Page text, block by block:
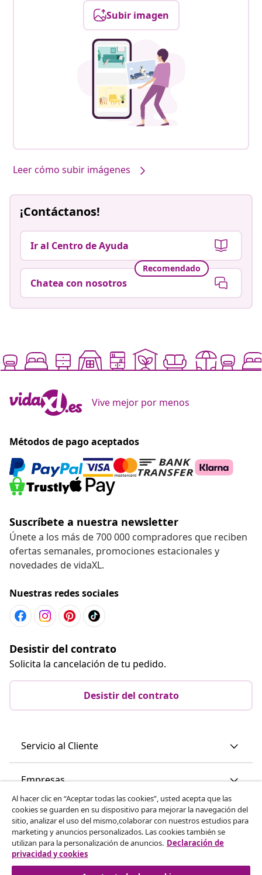
Subir imagen
Leer cómo subir imágenes
¡Contáctanos!
Ir al Centro de Ayuda
Recomendado
Chatea con nosotros
Vive mejor por menos
Métodos de pago aceptados
Suscríbete a nuestra newsletter
Únete a los más de 700 000 compradores que reciben
ofertas semanales, promociones estacionales y
novedades de vidaXL.
Nuestras redes sociales
Desistir del contrato
Solicita la cancelación de tu pedido.
Desistir del contrato
Servicio al Cliente
Empresas
vidaXL
Descubre mas
Al hacer clic en “Aceptar todas las cookies”, usted acepta que las
cookies se guarden en su dispositivo para mejorar la navegación del
sitio, analizar el uso del mismo,colaborar con nuestros estudios para
marketing y anuncios personalizados. Las cookies también se
utilizan para la personalización de anuncios. Declaración de
privacidad y cookies